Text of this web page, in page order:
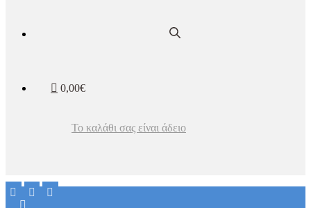
0,00€
Το καλάθι σας είναι άδειο